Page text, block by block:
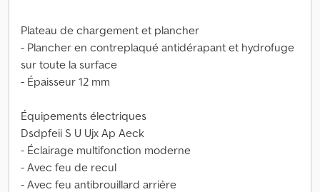
Plateau de chargement et plancher
- Plancher en contreplaqué antidérapant et hydrofuge
sur toute la surface
- Épaisseur 12 mm
Équipements électriques
Dsdpfeii S U Ujx Ap Aeck
- Éclairage multifonction moderne
- Avec feu de recul
- Avec feu antibrouillard arrière